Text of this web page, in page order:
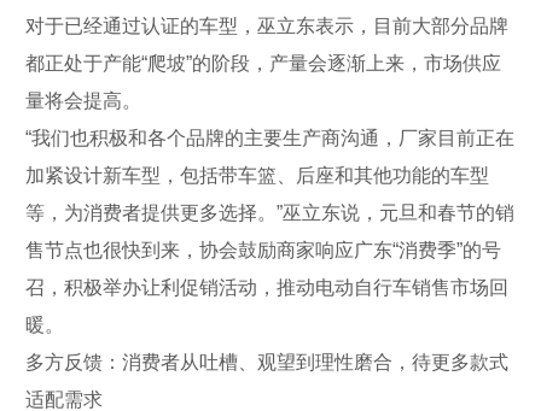
对于已经通过认证的车型，巫立东表示，目前大部分品牌
都正处于产能“爬坡”的阶段，产量会逐渐上来，市场供应
量将会提高。
“我们也积极和各个品牌的主要生产商沟通，厂家目前正在
加紧设计新车型，包括带车篮、后座和其他功能的车型
等，为消费者提供更多选择。”巫立东说，元旦和春节的销
售节点也很快到来，协会鼓励商家响应广东“消费季”的号
召，积极举办让利促销活动，推动电动自行车销售市场回
暖。
多方反馈：消费者从吐槽、观望到理性磨合，待更多款式
适配需求